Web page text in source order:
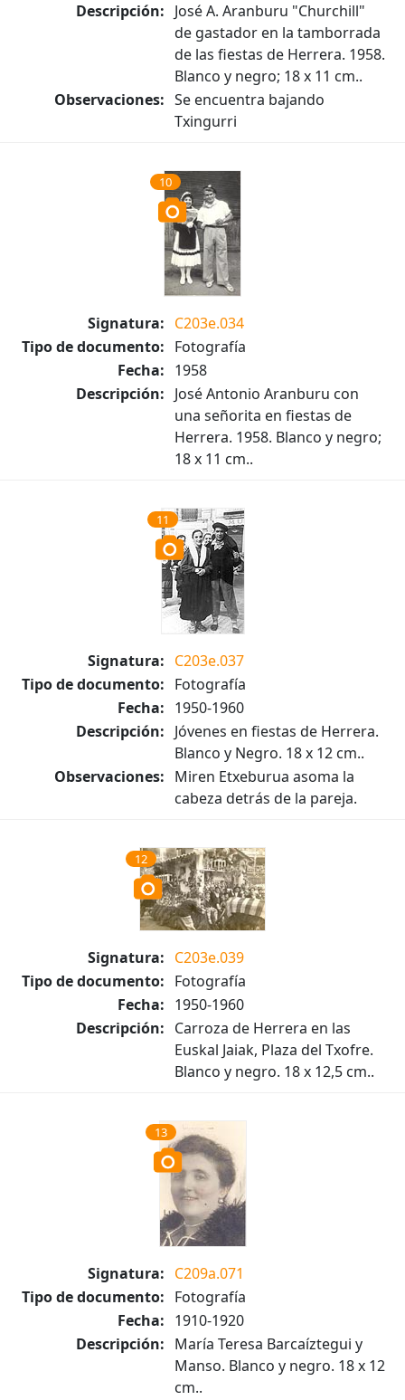
Descripción: José A. Aranburu "Churchill"
de gastador en la tamborrada
de las fiestas de Herrera. 1958.
Blanco y negro; 18 x 11 cm..
Observaciones: Se encuentra bajando
Txingurri
10
Signatura: C203e.034
Tipo de documento: Fotografía
Fecha: 1958
Descripción: José Antonio Aranburu con
una señorita en fiestas de
Herrera. 1958. Blanco y negro;
18 x 11 cm..
11
Signatura: C203e.037
Tipo de documento: Fotografía
Fecha: 1950-1960
Descripción: Jóvenes en fiestas de Herrera.
Blanco y Negro. 18 x 12 cm..
Observaciones: Miren Etxeburua asoma la
cabeza detrás de la pareja.
12
Signatura: C203e.039
Tipo de documento: Fotografía
Fecha: 1950-1960
Descripción: Carroza de Herrera en las
Euskal Jaiak, Plaza del Txofre.
Blanco y negro. 18 x 12,5 cm..
13
Signatura: C209a.071
Tipo de documento: Fotografía
Fecha: 1910-1920
Descripción: María Teresa Barcaíztegui y
Manso. Blanco y negro. 18 x 12
cm..